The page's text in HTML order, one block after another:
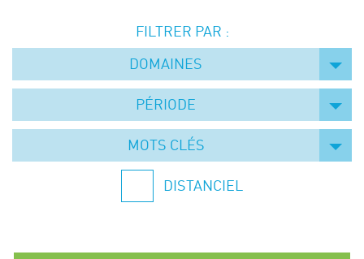
Symposium on Chain Transfer Catalysis for
sustainability – September 15 and 16, 2026
FRENCH-CHINESE CONFERENCE ON GREEN
Contacts
FILTRER PAR :
DOMAINES
PÉRIODE
MOTS CLÉS
DISTANCIEL